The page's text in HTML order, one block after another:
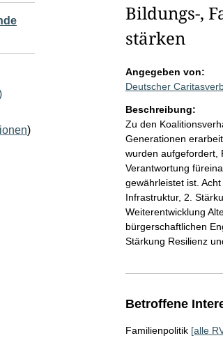
)
Bildungs-,
stärken
Angegeben von:
Deutscher
Beschreibung:
Zu den
Generationen
wurden aufgefordert,
Verantwortung
gewährleistet ist.
Infrastruktur, 2.
Weiterentwicklung
bürgerschaftlichen
Stärkung Resilienz
Betroffene
Familienpolitik [alle